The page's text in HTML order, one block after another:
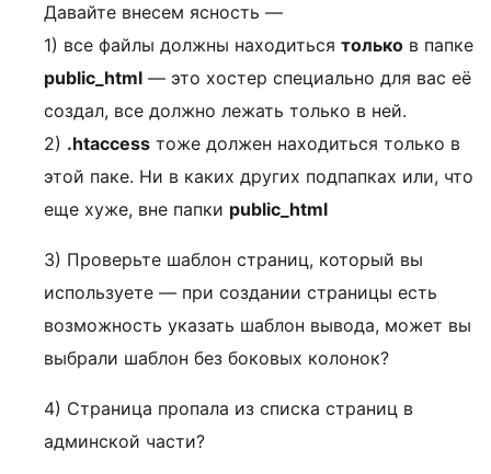
Давайте внесем ясность —
1) все файлы должны находиться только в папке
public_html — это хостер специально для вас её
создал, все должно лежать только в ней.
2) .htaccess тоже должен находиться только в
этой паке. Ни в каких других подпапках или, что
еще хуже, вне папки public_html
3) Проверьте шаблон страниц, который вы
используете — при создании страницы есть
возможность указать шаблон вывода, может вы
выбрали шаблон без боковых колонок?
4) Страница пропала из списка страниц в
админской части?